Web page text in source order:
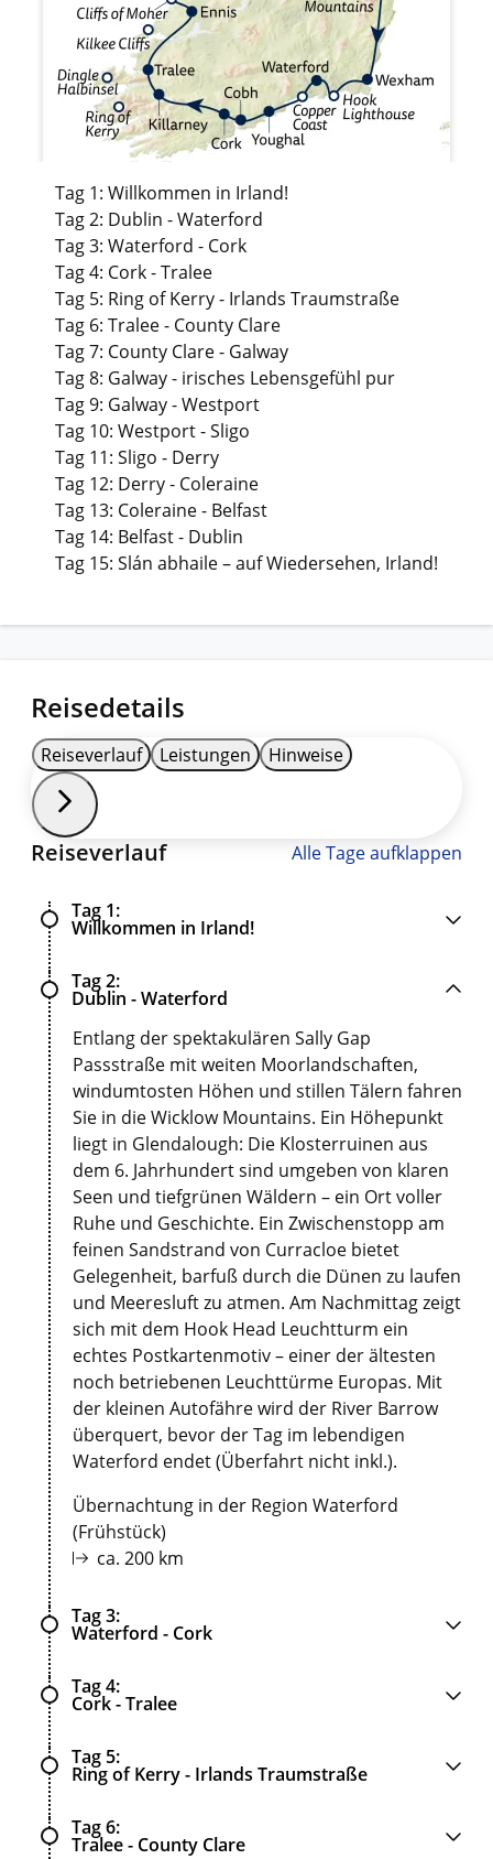
Tag 1: Willkommen in Irland!
Tag 2: Dublin - Waterford
Tag 3: Waterford - Cork
Tag 4: Cork - Tralee
Tag 5: Ring of Kerry - Irlands Traumstraße
Tag 6: Tralee - County Clare
Tag 7: County Clare - Galway
Tag 8: Galway - irisches Lebensgefühl pur
Tag 9: Galway - Westport
Tag 10: Westport - Sligo
Tag 11: Sligo - Derry
Tag 12: Derry - Coleraine
Tag 13: Coleraine - Belfast
Tag 14: Belfast - Dublin
Tag 15: Slán abhaile – auf Wiedersehen, Irland!
Reisedetails
Reiseverlauf Leistungen Hinweise
Reiseverlauf Alle Tage aufklappen
Tag 1
Willkommen in Irland!
Tag 2
Dublin - Waterford
Entlang der spektakulären Sally Gap
Passstraße mit weiten Moorlandschaften,
windumtosten Höhen und stillen Tälern fahren
Sie in die Wicklow Mountains. Ein Höhepunkt
liegt in Glendalough: Die Klosterruinen aus
dem 6. Jahrhundert sind umgeben von klaren
Seen und tiefgrünen Wäldern – ein Ort voller
Ruhe und Geschichte. Ein Zwischenstopp am
feinen Sandstrand von Curracloe bietet
Gelegenheit, barfuß durch die Dünen zu laufen
und Meeresluft zu atmen. Am Nachmittag zeigt
sich mit dem Hook Head Leuchtturm ein
echtes Postkartenmotiv – einer der ältesten
noch betriebenen Leuchttürme Europas. Mit
der kleinen Autofähre wird der River Barrow
überquert, bevor der Tag im lebendigen
Waterford endet (Überfahrt nicht inkl.).
Übernachtung in der Region Waterford
(Frühstück)
ca. 200 km
Tag 3
Waterford - Cork
Tag 4
Cork - Tralee
Tag 5
Ring of Kerry - Irlands Traumstraße
Tag 6
Tralee - County Clare